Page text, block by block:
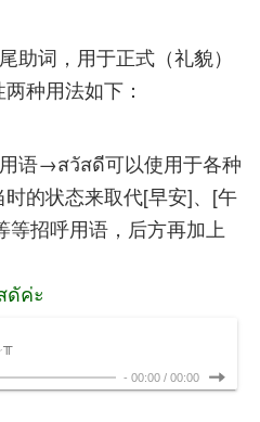
助词，用于正式（礼貌）
种用法如下：
语→สวัสดี可以使用于各种
的状态来取代[早安]、[午
招呼用语，后方再加上
ดัค่ะ
- 00:00 / 00:00